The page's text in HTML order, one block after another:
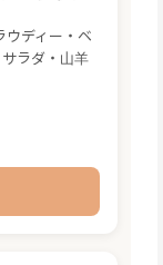
ウディー・ベ
ラダ・山羊